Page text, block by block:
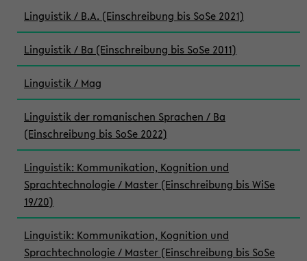
Linguistik / B.A. (Einschreibung bis SoSe 2021)
Linguistik / Ba (Einschreibung bis SoSe 2011)
Linguistik / Mag
Linguistik der romanischen Sprachen / Ba
(Einschreibung bis SoSe 2022)
Linguistik: Kommunikation, Kognition und
Sprachtechnologie / Master (Einschreibung bis WiSe
19/20)
Linguistik: Kommunikation, Kognition und
Sprachtechnologie / Master (Einschreibung bis SoSe